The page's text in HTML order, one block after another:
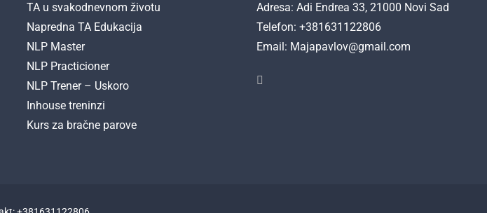
TA u svakodnevnom životu
Napredna TA Edukacija
NLP Master
NLP Practicioner
NLP Trener – Uskoro
Inhouse treninzi
Kurs za bračne parove
Adresa: Adi Endrea 33, 21000 Novi Sad
Telefon: +381631122806
Email: Majapavlov@gmail.com